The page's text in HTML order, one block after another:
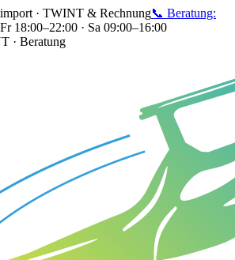
· TWINT & Rechnung📞 Beratung:
18:00–22:00 · Sa 09:00–16:00
· Beratung